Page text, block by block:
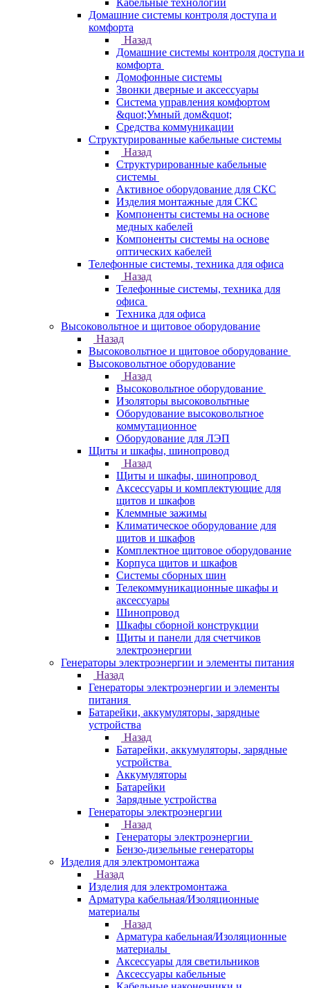
Кабельные технологии
Домашние системы контроля доступа и
комфорта
Назад
Домашние системы контроля доступа и
комфорта
Домофонные системы
Звонки дверные и аксессуары
Система управления комфортом
&quot;Умный дом&quot;
Средства коммуникации
Структурированные кабельные системы
Назад
Структурированные кабельные
системы
Активное оборудование для СКС
Изделия монтажные для СКС
Компоненты системы на основе
медных кабелей
Компоненты системы на основе
оптических кабелей
Телефонные системы, техника для офиса
Назад
Телефонные системы, техника для
офиса
Техника для офиса
Высоковольтное и щитовое оборудование
Назад
Высоковольтное и щитовое оборудование
Высоковольтное оборудование
Назад
Высоковольтное оборудование
Изоляторы высоковольтные
Оборудование высоковольтное
коммутационное
Оборудование для ЛЭП
Щиты и шкафы, шинопровод
Назад
Щиты и шкафы, шинопровод
Аксессуары и комплектующие для
щитов и шкафов
Клеммные зажимы
Климатическое оборудование для
щитов и шкафов
Комплектное щитовое оборудование
Корпуса щитов и шкафов
Системы сборных шин
Телекоммуникационные шкафы и
аксессуары
Шинопровод
Шкафы сборной конструкции
Щиты и панели для счетчиков
электроэнергии
Генераторы электроэнергии и элементы питания
Назад
Генераторы электроэнергии и элементы
питания
Батарейки, аккумуляторы, зарядные
устройства
Назад
Батарейки, аккумуляторы, зарядные
устройства
Аккумуляторы
Батарейки
Зарядные устройства
Генераторы электроэнергии
Назад
Генераторы электроэнергии
Бензо-дизельные генераторы
Изделия для электромонтажа
Назад
Изделия для электромонтажа
Арматура кабельная/Изоляционные
материалы
Назад
Арматура кабельная/Изоляционные
материалы
Аксессуары для светильников
Аксессуары кабельные